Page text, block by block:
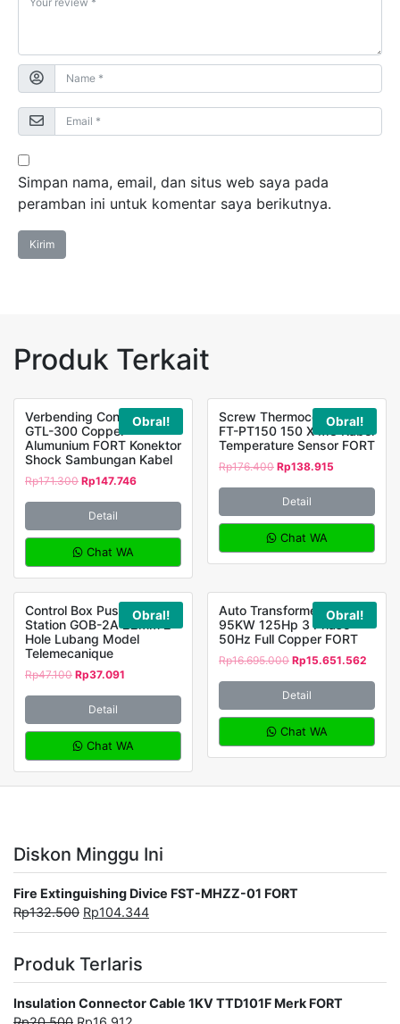
Simpan nama, email, dan situs web saya pada
peramban ini untuk komentar saya berikutnya.
Produk Terkait
Obral!
Verbending Connector
GTL-300 Copper
Alumunium FORT Konektor
Shock Sambungan Kabel
Rp171.300 Rp147.746
Detail
Chat WA
Obral!
Screw Thermocouple RTD
FT-PT150 150 X M8 Kabel
Temperature Sensor FORT
Rp176.400 Rp138.915
Detail
Chat WA
Obral!
Control Box Push Button
Station GOB-2A 22mm 2
Hole Lubang Model
Telemecanique
Rp47.100 Rp37.091
Detail
Chat WA
Obral!
Auto Transformer MH-
95KW 125Hp 3 Phase
50Hz Full Copper FORT
Rp16.695.000 Rp15.651.562
Detail
Chat WA
Diskon Minggu Ini
Fire Extinguishing Divice FST-MHZZ-01 FORT
Rp132.500 Rp104.344
Produk Terlaris
Insulation Connector Cable 1KV TTD101F Merk FORT